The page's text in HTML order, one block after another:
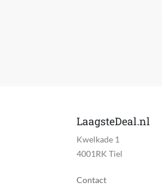
LaagsteDeal.nl
Kwelkade 1
4001RK Tiel
Contact